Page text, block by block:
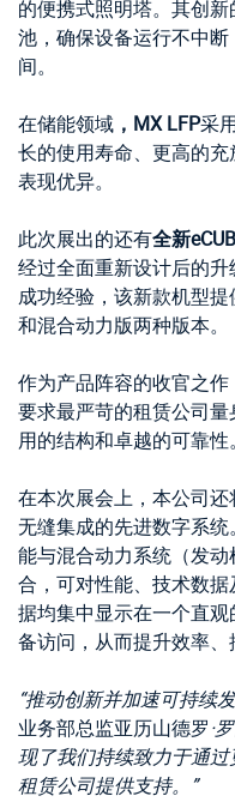
的便携式照明塔。其创
池，确保设备运行不中
间。
在储能领域 ，MX LFP采
长的使用寿命、更高的
表现优异。
此次展出的还有全新
经过全面重新设计后的
成功经验，该新款机型
和混合动力版两种版本。
作为产品阵容的收官之作
要求最严苛的租赁公司
用的结构和卓越的可靠性。
在本次展会上，本公司还
无缝集成的先进数字系
能与混合动力系统（发
合，可对性能、技术数
据均集中显示在一个直
备访问，从而提升效率、
“推动创新并加速可持续
业务部总监亚历山德罗·
现了我们持续致力于通
租赁公司提供支持。”